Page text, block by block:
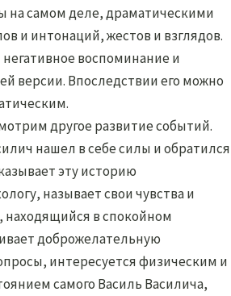
на самом деле, драматическими
и интонаций, жестов и взглядов.
негативное воспоминание и
версии. Впоследствии его можно
другое развитие событий.
нашел в себе силы и обратился
эту историю
называет свои чувства и
в спокойном
доброжелательную
интересуется физическим и
самого Василь Василича,